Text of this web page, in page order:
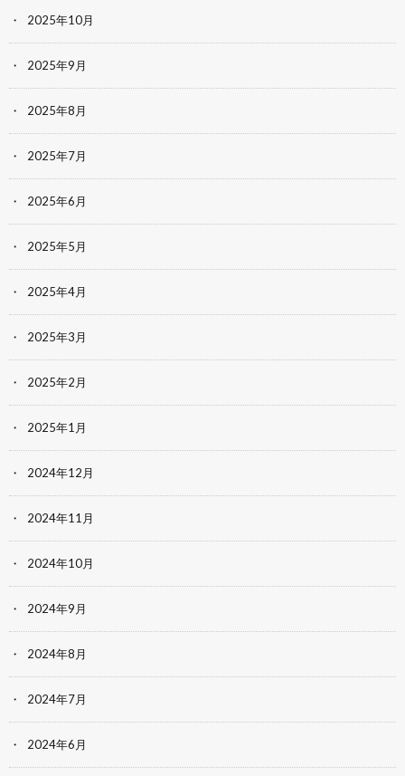
2025年10月
2025年9月
2025年8月
2025年7月
2025年6月
2025年5月
2025年4月
2025年3月
2025年2月
2025年1月
2024年12月
2024年11月
2024年10月
2024年9月
2024年8月
2024年7月
2024年6月